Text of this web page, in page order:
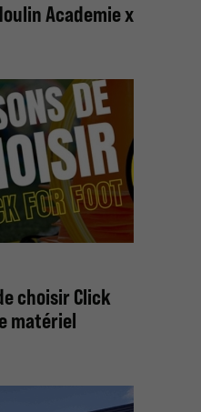
Academie x
choisir Click
matériel